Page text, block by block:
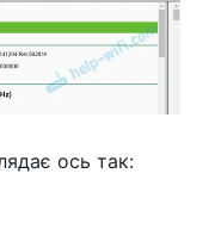
ось так: